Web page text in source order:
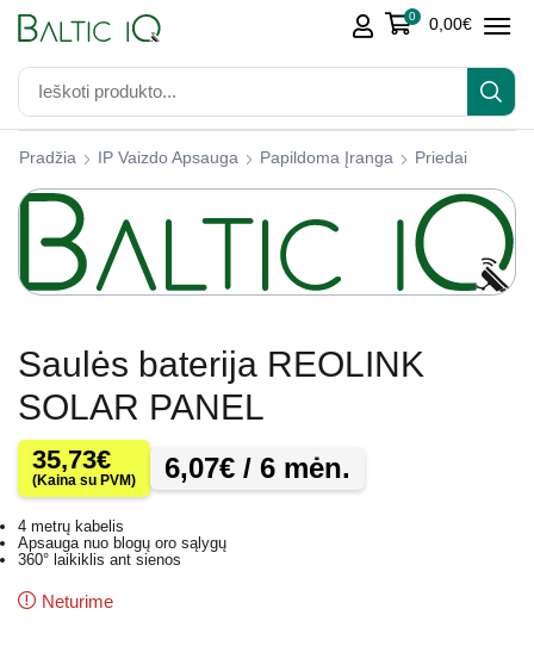
0 0,00€
Pradžia IP Vaizdo Apsauga Papildoma Įranga Priedai
Saulės baterija REOLINK
SOLAR PANEL
35,73€
(Kaina su PVM) 6,07€ / 6 mėn.
4 metrų kabelis
Apsauga nuo blogų oro sąlygų
360° laikiklis ant sienos
Neturime